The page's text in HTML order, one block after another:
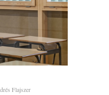
Flajszer